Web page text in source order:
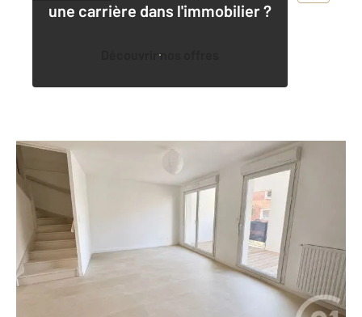
une carrière dans l'immobilier ?
Découvrir nos offres
TOULOUSE 31
78,50 m
Ref : 120843
Appartement T4 à vendre
300 000 €
Visiter le site dédié